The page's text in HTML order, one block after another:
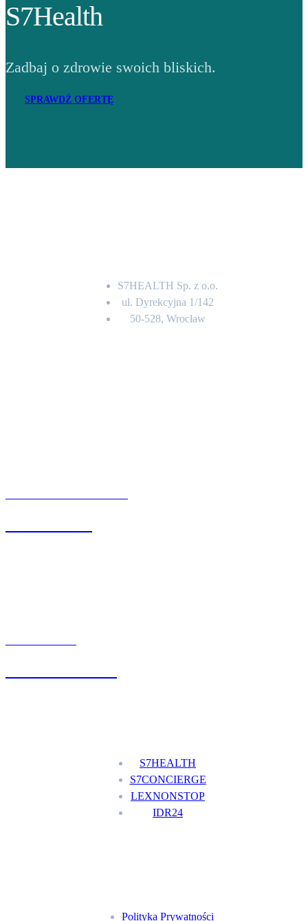
S7Health
Zadbaj o zdrowie swoich bliskich.
SPRAWDŹ OFERTĘ
S7HEALTH Sp. z o.o.
ul. Dyrekcyjna 1/142
50-528, Wrocław
S7HEALTH
S7CONCIERGE
LEXNONSTOP
IDR24
Polityka Prywatności